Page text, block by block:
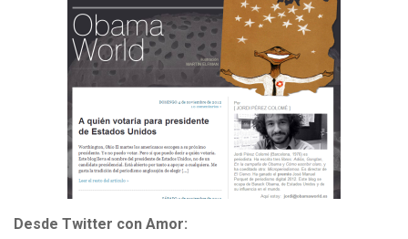
Desde Twitter con Amor: